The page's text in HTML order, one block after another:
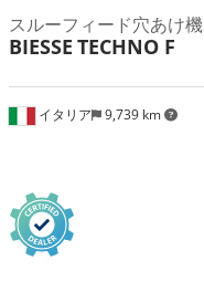
イタリア 9,739 km
スルーフィード穴あけ機
BIESSE TECHNO F